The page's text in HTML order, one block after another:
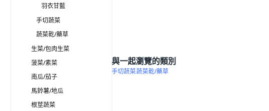
羽衣甘藍
手切蔬菜
蔬菜乾/藥草
生菜/包肉生菜
菠菜/素菜
南瓜/茄子
馬鈴薯/地瓜
根莖蔬菜
與一起瀏覽的類別
手切蔬菜蔬菜乾/藥草